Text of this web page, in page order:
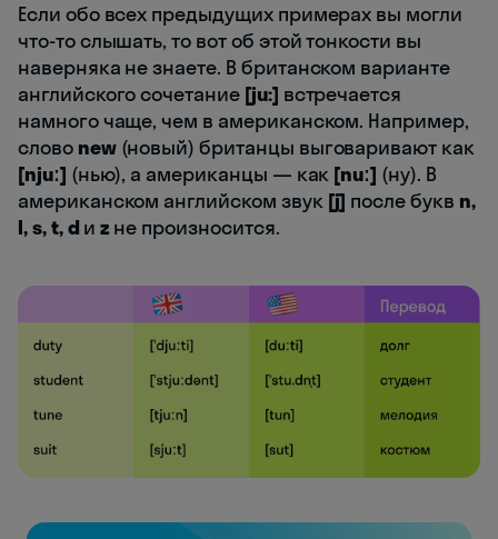
Если обо всех предыдущих примерах вы могли
что-то слышать, то вот об этой тонкости вы
наверняка не знаете. В британском варианте
английского сочетание [ju:] встречается
намного чаще, чем в американском. Например,
слово new(новый) британцы выговаривают как
[njuː] (нью), а американцы — как [nuː] (ну). В
американском английском звук [j] после букв n,
l, s, t, d иzне произносится.